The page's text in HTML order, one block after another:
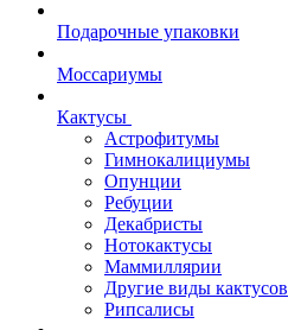
Подарочные упаковки
Моссариумы
Кактусы
Астрофитумы
Гимнокалициумы
Опунции
Ребуции
Декабристы
Нотокактусы
Маммиллярии
Другие виды кактусов
Рипсалисы